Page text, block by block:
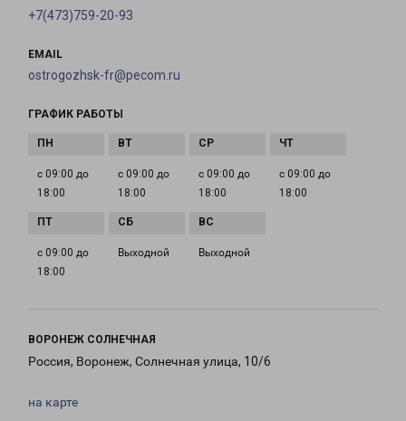
+7(473)759-20-93
EMAIL
ostrogozhsk-fr@pecom.ru
ГРАФИК РАБОТЫ
с 09:00 до
18:00
с 09:00 до
18:00
с 09:00 до
18:00
с 09:00 до
18:00
с 09:00 до
18:00
Выходной Выходной
ВОРОНЕЖ СОЛНЕЧНАЯ
Россия, Воронеж, Солнечная улица, 10/6
на карте